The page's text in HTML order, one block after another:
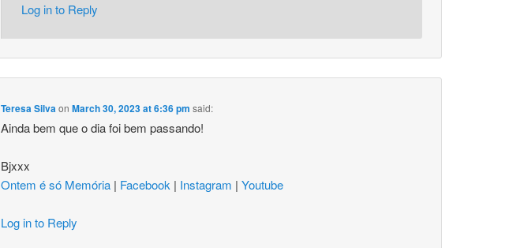
Log in to Reply
Teresa SilvaonMarch 30, 2023 at 6:36 pm said:
Ainda bem que o dia foi bem passando!
Bjxxx
Ontem é só Memória | Facebook | Instagram |Youtube
Log in to Reply